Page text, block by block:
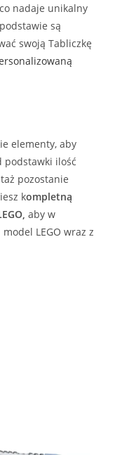
nadaje unikalny
są
swoją Tabliczkę
elementy, aby
podstawki ilość
pozostanie
kompletną
aby w
LEGO wraz z